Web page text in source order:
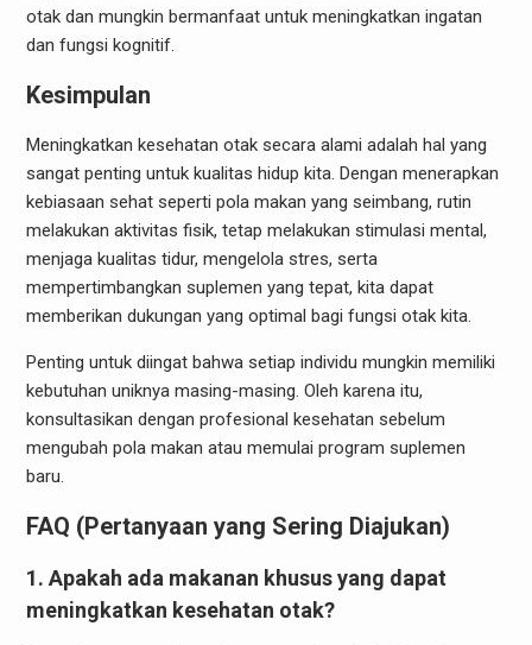
otak dan mungkin bermanfaat untuk meningkatkan ingatan
dan fungsi kognitif.
Kesimpulan
Meningkatkan kesehatan otak secara alami adalah hal yang
sangat penting untuk kualitas hidup kita. Dengan menerapkan
kebiasaan sehat seperti pola makan yang seimbang, rutin
melakukan aktivitas fisik, tetap melakukan stimulasi mental,
menjaga kualitas tidur, mengelola stres, serta
mempertimbangkan suplemen yang tepat, kita dapat
memberikan dukungan yang optimal bagi fungsi otak kita.
Penting untuk diingat bahwa setiap individu mungkin memiliki
kebutuhan uniknya masing-masing. Oleh karena itu,
konsultasikan dengan profesional kesehatan sebelum
mengubah pola makan atau memulai program suplemen
baru.
FAQ (Pertanyaan yang Sering Diajukan)
1. Apakah ada makanan khusus yang dapat
meningkatkan kesehatan otak?